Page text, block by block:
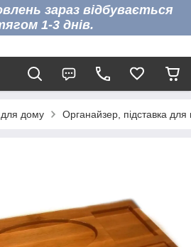
зараз відбувається
1-3 днів.
дому Органайзер, підставка